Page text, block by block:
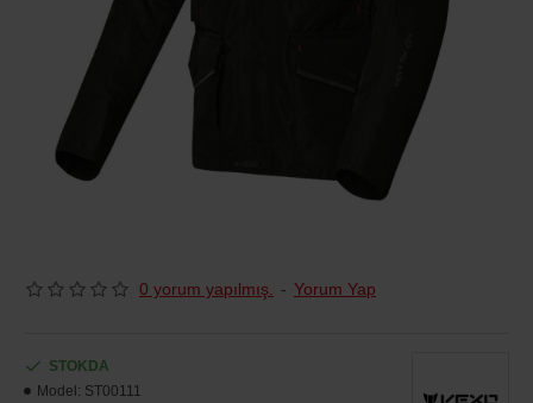
0 yorum yapılmış. - Yorum Yap
STOKDA
Model: ST00111